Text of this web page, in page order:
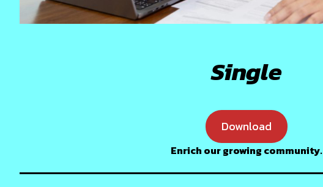
Single
Download
Enrich our growing community.